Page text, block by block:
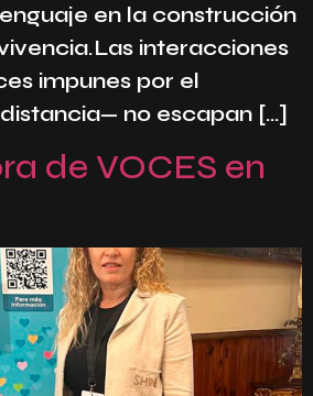
en la construcción
interacciones
impunes por el
no escapan […]
de VOCES en